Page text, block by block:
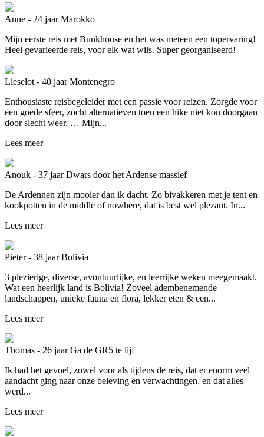
Anne - 24 jaarMarokko
Mijn eerste reis met Bunkhouse en het was meteen een topervaring!
Heel gevarieerde reis, voor elk wat wils. Super georganiseerd!
Lieselot - 40 jaarMontenegro
Enthousiaste reisbegeleider met een passie voor reizen. Zorgde voor
een goede sfeer, zocht alternatieven toen een hike niet kon doorgaan
door slecht weer, … Mijn...
Lees meer
Anouk - 37 jaarDwars door het Ardense massief
De Ardennen zijn mooier dan ik dacht. Zo bivakkeren met je tent en
kookpotten in de middle of nowhere, dat is best wel plezant. In...
Lees meer
Pieter - 38 jaarBolivia
3 plezierige, diverse, avontuurlijke, en leerrijke weken meegemaakt.
Wat een heerlijk land is Bolivia! Zoveel adembenemende
landschappen, unieke fauna en flora, lekker eten & een...
Lees meer
Thomas - 26 jaarGa de GR5 te lijf
Ik had het gevoel, zowel voor als tijdens de reis, dat er enorm veel
aandacht ging naar onze beleving en verwachtingen, en dat alles
werd...
Lees meer